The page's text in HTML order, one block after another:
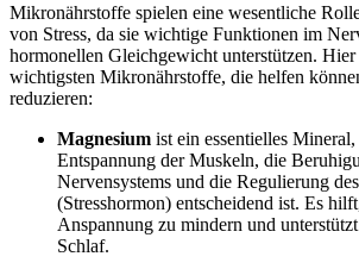
Mikronährstoffe spielen eine wesentliche
von Stress, da sie wichtige Funktionen im
hormonellen Gleichgewicht unterstützen.
wichtigsten Mikronährstoffe, die helfen
reduzieren:
Magnesium ist ein essentielles
Entspannung der Muskeln, die
Nervensystems und die Regulierung
(Stresshormon) entscheidend ist. Es
Anspannung zu mindern und
Schlaf.